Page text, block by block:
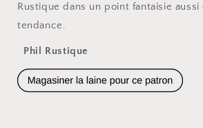
Rustique dans un point fantaisie aussi
tendance.
Phil Rustique